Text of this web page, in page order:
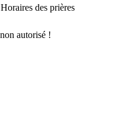
Horaires des prières